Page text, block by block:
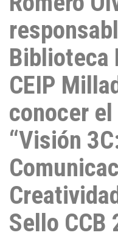
Biblioteca
CEIP
conocer
“Visión
Sello CCB